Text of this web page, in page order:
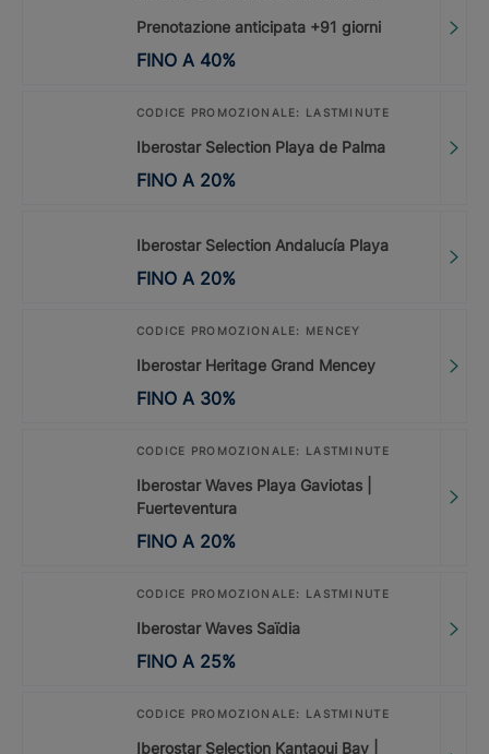
Prenotazione anticipata +91 giorni
FINO A 40%
CODICE PROMOZIONALE: LASTMINUTE
Iberostar Selection Playa de Palma
FINO A 20%
Iberostar Selection Andalucía Playa
FINO A 20%
CODICE PROMOZIONALE: MENCEY
Iberostar Heritage Grand Mencey
FINO A 30%
CODICE PROMOZIONALE: LASTMINUTE
Iberostar Waves Playa Gaviotas |
Fuerteventura
FINO A 20%
CODICE PROMOZIONALE: LASTMINUTE
Iberostar Waves Saïdia
FINO A 25%
CODICE PROMOZIONALE: LASTMINUTE
Iberostar Selection Kantaoui Bay |